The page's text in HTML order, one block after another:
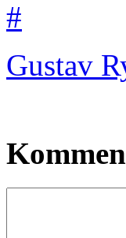
#
Gustav